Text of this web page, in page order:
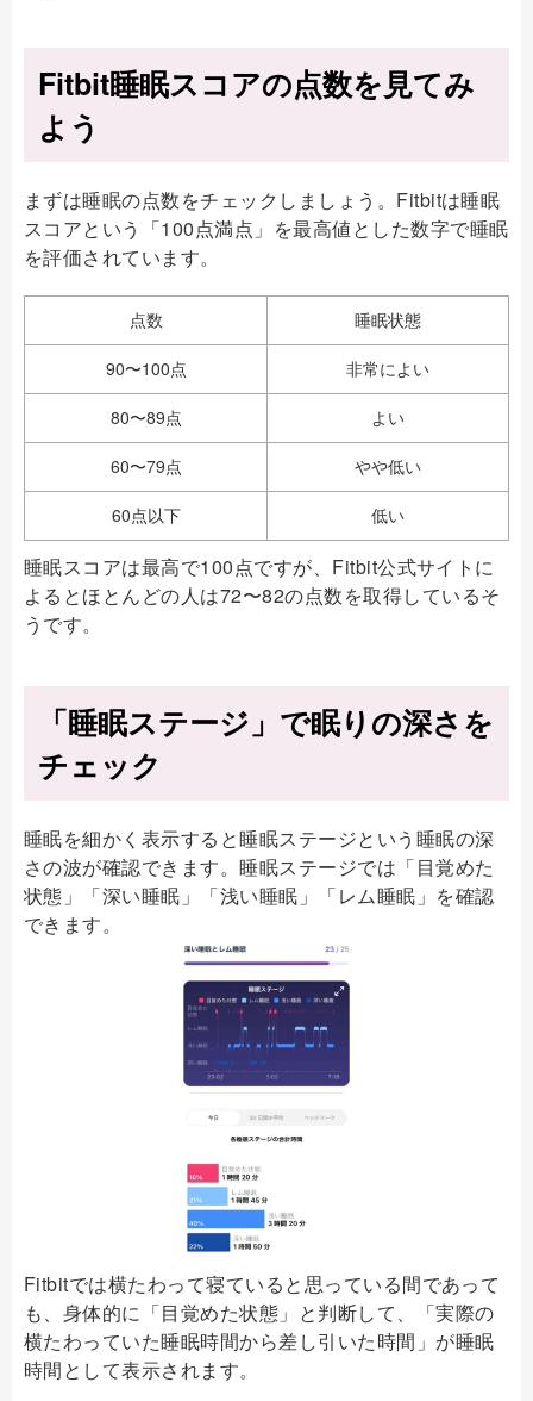
Fitbit睡眠スコアの点数を見てみ
よう
まずは睡眠の点数をチェックしましょう。Fitbitは睡眠
スコアという「100点満点」を最高値とした数字で睡眠
を評価されています。
点数 睡眠状態
90〜100点 非常によい
80〜89点 よい
60〜79点 やや低い
60点以下 低い
睡眠スコアは最高で100点ですが、Fitbit公式サイトに
よるとほとんどの人は72〜82の点数を取得しているそ
うです。
「睡眠ステージ」で眠りの深さを
チェック
睡眠を細かく表示すると睡眠ステージという睡眠の深
さの波が確認できます。睡眠ステージでは「目覚めた
状態」「深い睡眠」「浅い睡眠」「レム睡眠」を確認
できます。
Fitbitでは横たわって寝ていると思っている間であって
も、身体的に「目覚めた状態」と判断して、「実際の
横たわっていた睡眠時間から差し引いた時間」が睡眠
時間として表示されます。